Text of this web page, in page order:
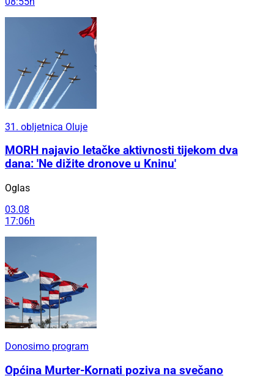
31. obljetnica Oluje
MORH najavio letačke aktivnosti tijekom dva
dana: 'Ne dižite dronove u Kninu'
Oglas
03.08
17:06h
Donosimo program
Općina Murter-Kornati poziva na svečano